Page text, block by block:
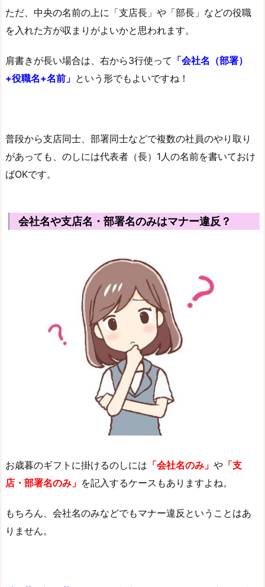
ただ、中央の名前の上に「支店長」や「部長」などの役職
を入れた方が収まりがよいかと思われます。
肩書きが長い場合は、右から3行使って 「会社名（部署）
+役職名+名前」 という形でもよいですね！
普段から支店同士、部署同士などで複数の社員のやり取り
があっても、のしには代表者（長）1人の名前を書いておけ
ばOKです。
会社名や支店名・部署名のみはマナー違反？
お歳暮のギフトに掛けるのしには 「会社名のみ」 や 「支
店・部署名のみ」 を記入するケースもありますよね。
もちろん、会社名のみなどでもマナー違反ということはあ
りません。